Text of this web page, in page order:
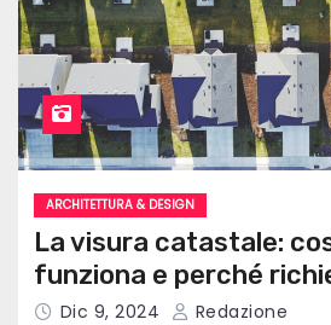
ARCHITETTURA & DESIGN
La visura catastale:
funziona e perché
Dic 9, 2024 Redazione